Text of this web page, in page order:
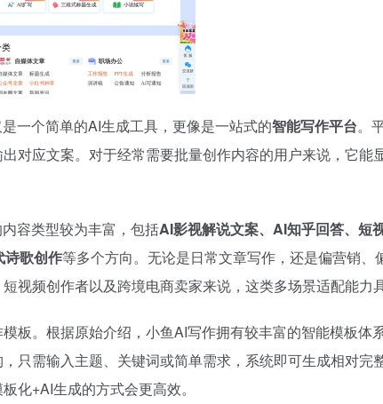
一个简单的AI生成工具，更像是一站式的智能写作平台。
对应文案。对于经常需要批量创作内容的用户来说，它
容类型较为丰富，包括AI影视解说文案、AI知乎回答、短
诗歌创作等多个方向。无论是日常文章写作，还是偏营销
视频创作者以及跨境电商卖家来说，这类多场景适配能力
板。根据原始介绍，小鱼AI写作拥有较丰富的智能模板
只需输入主题、关键词或简单需求，系统即可生成相对
化+AI生成的方式会更高效。